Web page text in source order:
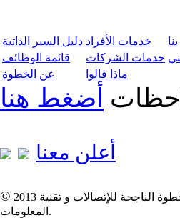
دليل السير الذاتية خدمات الأفراد
قائمة الوظائف
خدمات الشركات
عن الخطوة
ماذا قالوا
أضغط هنا
أعلن معنا
© 2013 مؤسسة الخطوة الناجحة للإتصالات و تقنية
المعلومات.